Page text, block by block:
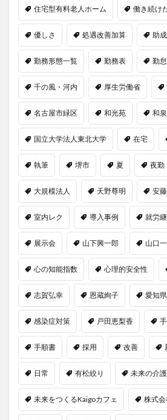
住宅型有料老人ホーム 働き続け
優しさ 処遇改善加算 助
勤務形態一覧 勤務表 勤
千の風・河内 厚生労働省
名古屋市緑区 和光苑 和
国立大学法人東北大学 在宅
執筆 堺市 夏 夜勤
大規模法人 天野尊明 安
室内レク 導入事例 就労
展示会 山下興一郎 山口
心の知能指数 心理的安全性
志賀弘幸 恩蔵絢子 愛知県
感染症対策 戸田恵梨香
手順書 採用 改善
日常 有松絞り 未来の介護
未来をつくるKaigoカフェ 株式